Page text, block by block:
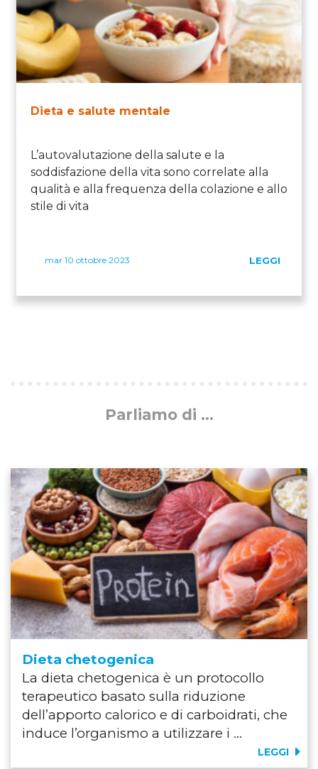
Dieta e salute mentale
L’autovalutazione della salute e la
soddisfazione della vita sono correlate alla
qualità e alla frequenza della colazione e allo
stile di vita
mar 10 ottobre 2023 LEGGI
Parliamo di ...
Dieta chetogenica
La dieta chetogenica è un protocollo
terapeutico basato sulla riduzione
dell’apporto calorico e di carboidrati, che
induce l’organismo a utilizzare i ...
LEGGI